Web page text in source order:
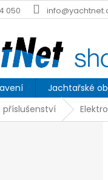
050
Jachtařské
příslušenství